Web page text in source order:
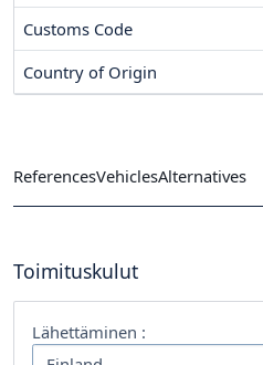
Customs Code
Country of Origin
ReferencesVehiclesAlternatives
Toimituskulut
Lähettäminen :